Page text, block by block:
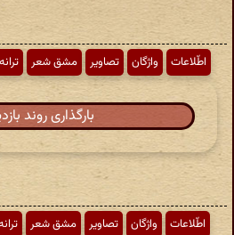
اطّلاعات واژگان تصاویر مشق شعر
بارگذاری روند
اطّلاعات واژگان تصاویر مشق شعر